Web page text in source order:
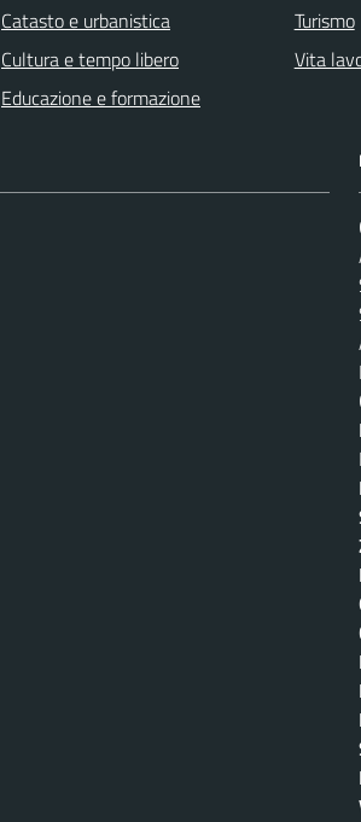
Catasto e urbanistica
Cultura e tempo libero
Educazione e formazione
Turismo
Vita